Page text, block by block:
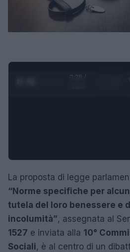
0:29 /
La proposta di legge
“Norme specifiche per
tutela del loro benessere e
incolumità”, assegnata al
1527 e inviata alla 10°
Sociali, è al centro di un